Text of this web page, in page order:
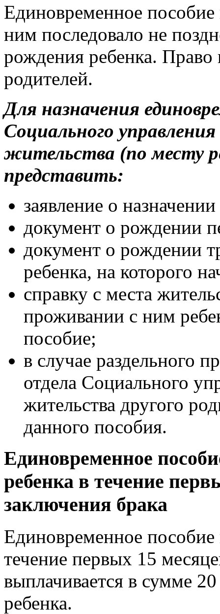
Единовременное пособие
ним последовало не
рождения ребенка.
родителей.
Для назначения
Социального
жительства (по месту
представить:
заявление о
документ о рождении
документ о рождении
ребенка, на которого
справку с места
проживании с ним
пособие;
в случае раздельного
отдела Социального
жительства другого
данного пособия.
Единовременное
ребенка в течение
заключения брака
Единовременное
течение первых 15
выплачивается в сумме
ребенка.